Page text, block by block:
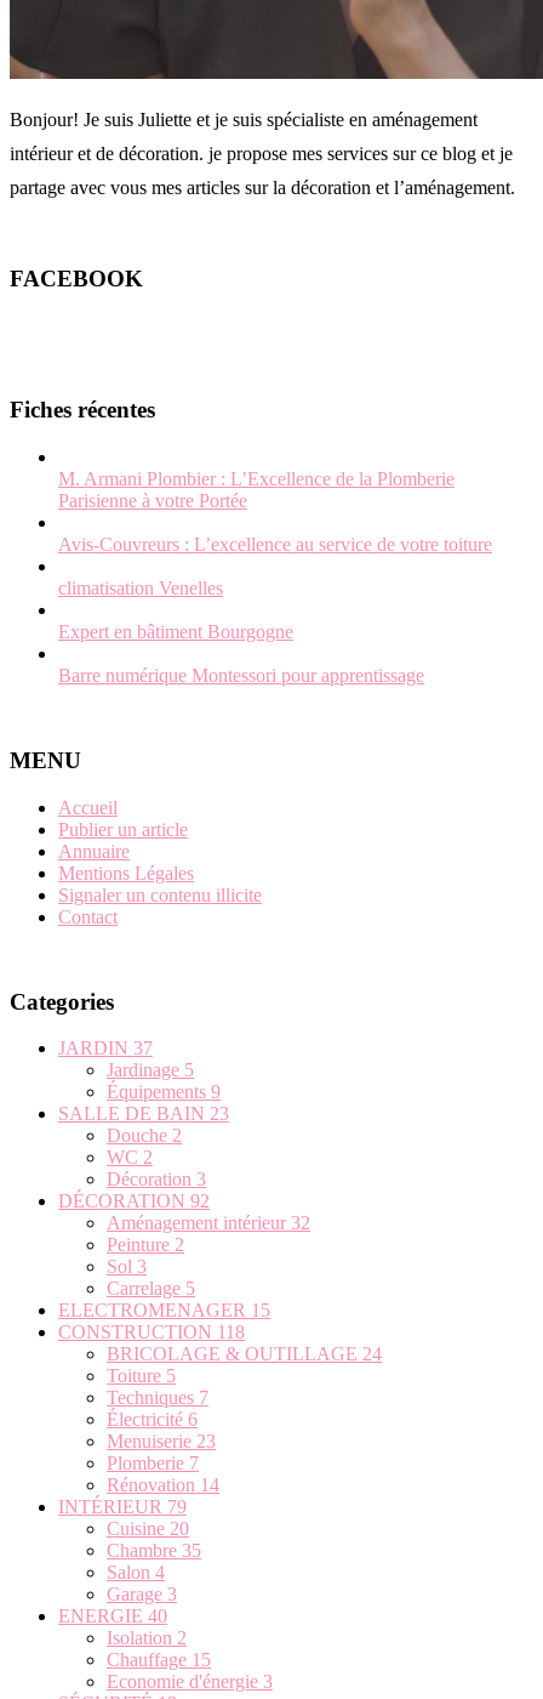
Bonjour! Je suis Juliette et je suis spécialiste en aménagement
intérieur et de décoration. je propose mes services sur ce blog et je
partage avec vous mes articles sur la décoration et l’aménagement.
FACEBOOK
Fiches récentes
M. Armani Plombier : L’Excellence de la Plomberie
Parisienne à votre Portée
Avis-Couvreurs : L’excellence au service de votre toiture
climatisation Venelles
Expert en bâtiment Bourgogne
Barre numérique Montessori pour apprentissage
MENU
Accueil
Publier un article
Annuaire
Mentions Légales
Signaler un contenu illicite
Contact
Categories
JARDIN 37
Jardinage 5
Équipements 9
SALLE DE BAIN 23
Douche 2
WC 2
Décoration 3
DÉCORATION 92
Aménagement intérieur 32
Peinture 2
Sol 3
Carrelage 5
ELECTROMENAGER 15
CONSTRUCTION 118
BRICOLAGE & OUTILLAGE 24
Toiture 5
Techniques 7
Électricité 6
Menuiserie 23
Plomberie 7
Rénovation 14
INTÉRIEUR 79
Cuisine 20
Chambre 35
Salon 4
Garage 3
ENERGIE 40
Isolation 2
Chauffage 15
Economie d'énergie 3